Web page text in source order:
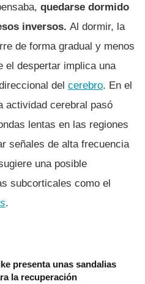
quedarse dormido
inversos. Al dormir, la
de forma gradual y menos
el despertar implica una
del cerebro. En el
actividad cerebral pasó
lentas en las regiones
señales de alta frecuencia
una posible
subcorticales como el
.
presenta unas sandalias
la recuperación